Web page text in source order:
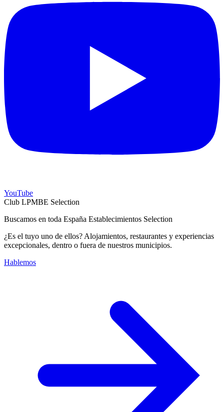
YouTube
Club LPMBE Selection
Buscamos en toda España Establecimientos Selection
¿Es el tuyo uno de ellos? Alojamientos, restaurantes y experiencias
excepcionales, dentro o fuera de nuestros municipios.
Hablemos